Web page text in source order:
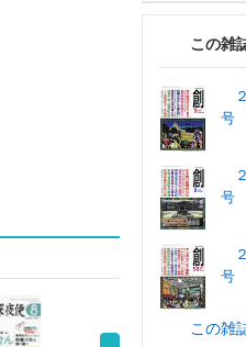
この雑
２
号
２
号
２
号
この雑